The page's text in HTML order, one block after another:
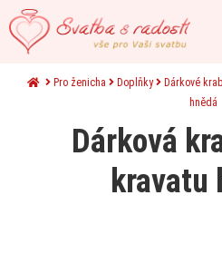
Pro ženicha Doplňky Dárkové
hnědá
Dárková
kravatu